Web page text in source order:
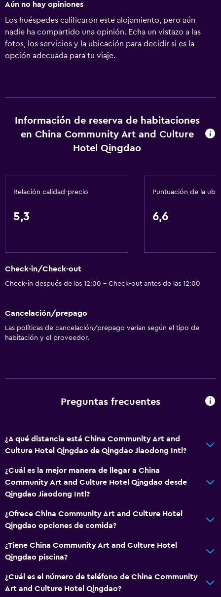
Aún no hay opiniones
Los huéspedes calificaron este alojamiento, pero aún
nadie ha compartido una opinión. Echa un vistazo a las
fotos, los servicios y la ubicación para decidir si es la
opción adecuada para tu viaje.
Información de reserva de habitaciones
en China Community Art and Culture
Hotel Qingdao
Relación calidad-precio
5,3
Puntuación de la
6,6
Check-in/Check-out
Check-in después de las 12:00 - Check-out antes de las 12:00
Cancelación/prepago
Las políticas de cancelación/prepago varían según el tipo de
habitación y el proveedor.
Preguntas frecuentes
¿A qué distancia está China Community Art and
Culture Hotel Qingdao de Qingdao Jiaodong Intl?
¿Cuál es la mejor manera de llegar a China
Community Art and Culture Hotel Qingdao desde
Qingdao Jiaodong Intl?
¿Ofrece China Community Art and Culture Hotel
Qingdao opciones de comida?
¿Tiene China Community Art and Culture Hotel
Qingdao piscina?
¿Cuál es el número de teléfono de China Community
Art and Culture Hotel Qingdao?